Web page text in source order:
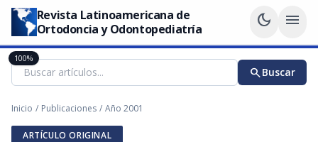
Revista Latinoamericana de
Ortodoncia y Odontopediatría
dark_mode menu
searchBuscar
Inicio / Publicaciones / Año 2001
ARTÍCULO ORIGINAL
100%